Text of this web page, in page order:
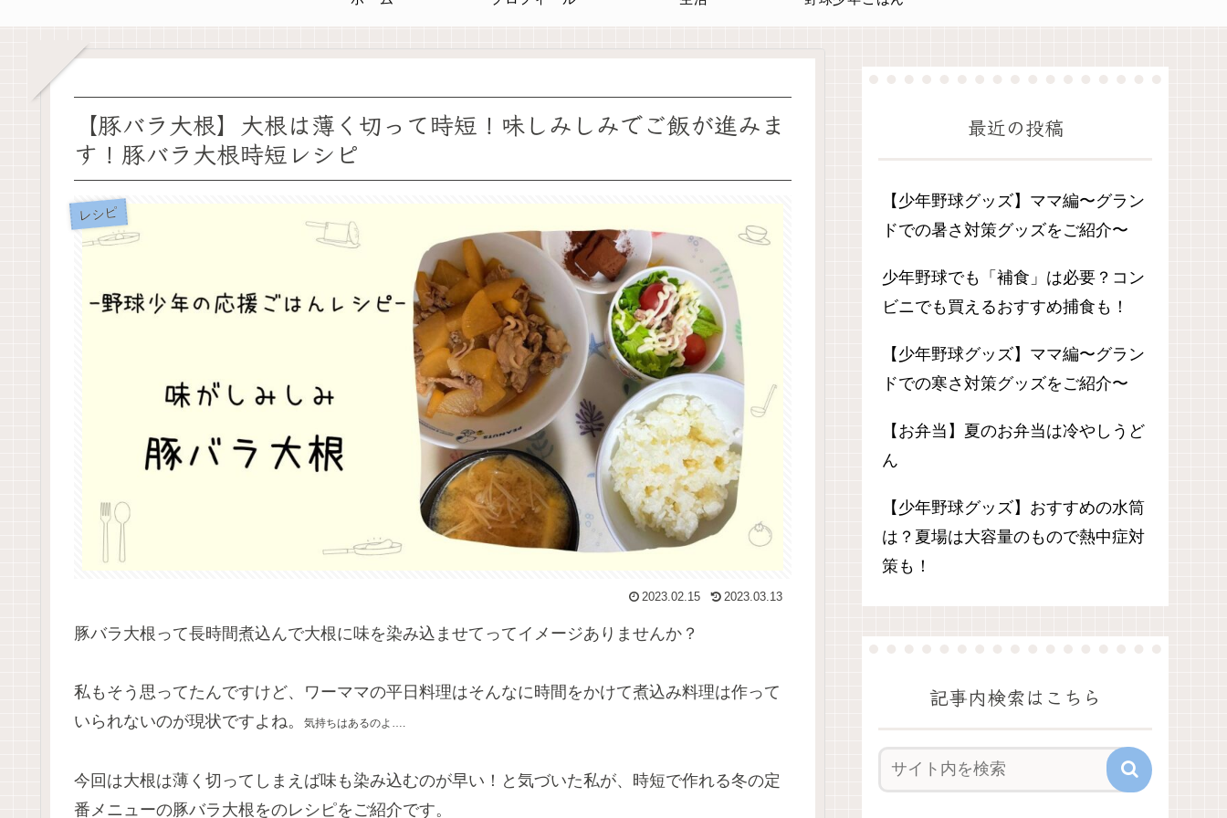
【豚バラ大根】大根は薄く切って時短！味しみしみでご飯が進みま
す！豚バラ大根時短レシピ
レシピ
2023.02.15 2023.03.13
豚バラ大根って長時間煮込んで大根に味を染み込ませてってイメージありませんか？
私もそう思ってたんですけど、ワーママの平日料理はそんなに時間をかけて煮込み料理は作って
いられないのが現状ですよね。
気持ちはあるのよ….
今回は大根は薄く切ってしまえば味も染み込むのが早い！と気づいた私が、時短で作れる冬の定
番メニューの豚バラ大根をのレシピをご紹介です。
最近の投稿
【少年野球グッズ】ママ編〜グラン
ドでの暑さ対策グッズをご紹介〜
少年野球でも「補食」は必要？コン
ビニでも買えるおすすめ捕食も！
【少年野球グッズ】ママ編〜グラン
ドでの寒さ対策グッズをご紹介〜
【お弁当】夏のお弁当は冷やしうど
ん
【少年野球グッズ】おすすめの水筒
は？夏場は大容量のもので熱中症対
策も！
記事内検索はこちら